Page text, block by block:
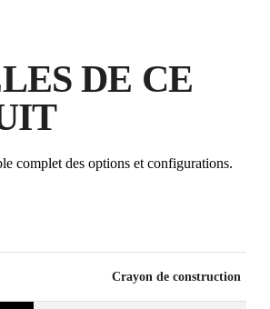
DANS LE RUBI CLUB
GAGNEZJUSQU'À 1POINTS
RUBI
PROLONGÉE SUR LES
DE CE
complet des options et configurations.
Crayon de construction